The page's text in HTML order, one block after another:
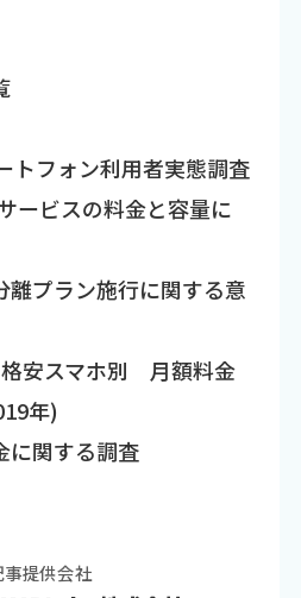
トフォン利用者実態調査
ービスの料金と容量に
離プラン施行に関する意
格安スマホ別 月額料金
年)
に関する調査
事提供会社